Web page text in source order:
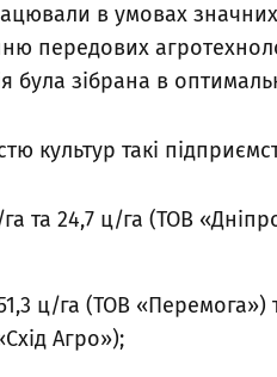
в умовах значних
передових
була зібрана в
культур такі
та 24,7 ц/га (ТОВ
ц/га (ТОВ «Перемога»)
Агро»);